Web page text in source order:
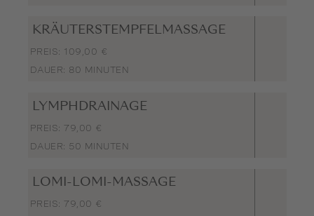
KRÄUTERSTEMPFELMASSAGE
PREIS: 109,00 €
DAUER: 80 MINUTEN
LYMPHDRAINAGE
PREIS: 79,00 €
DAUER: 50 MINUTEN
LOMI-LOMI-MASSAGE
PREIS: 79,00 €